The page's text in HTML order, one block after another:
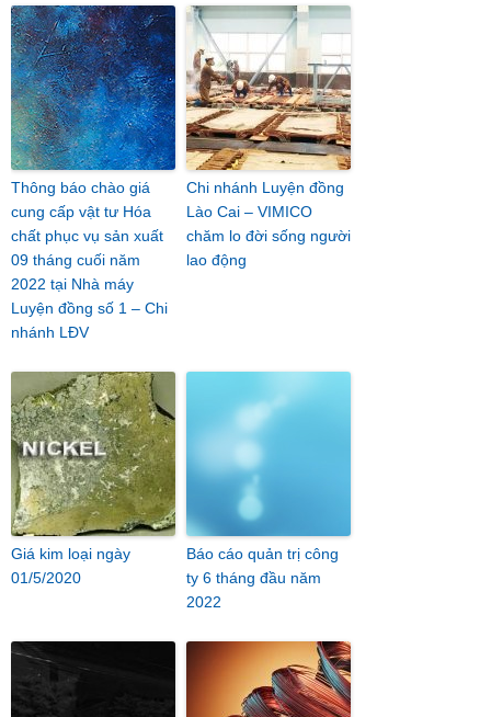
Thông báo chào giá
cung cấp vật tư Hóa
chất phục vụ sản xuất
09 tháng cuối năm
2022 tại Nhà máy
Luyện đồng số 1 – Chi
nhánh LĐV
Chi nhánh Luyện đồng
Lào Cai – VIMICO
chăm lo đời sống người
lao động
Giá kim loại ngày
01/5/2020
Báo cáo quản trị công
ty 6 tháng đầu năm
2022